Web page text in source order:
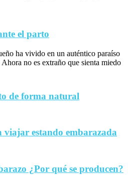
el parto
ha vivido en un auténtico paraíso
no es extraño que sienta miedo
de forma natural
viajar estando embarazada
¿Por qué se producen?